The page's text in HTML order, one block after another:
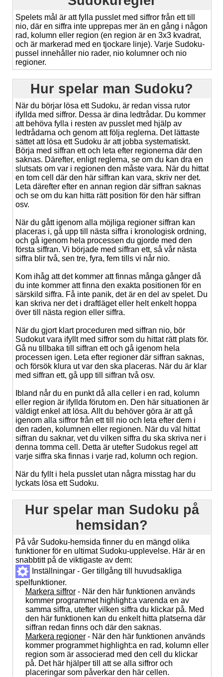
Spelets mål är att fylla pusslet med siffror från ett till
nio, där en siffra inte upprepas mer än en gång i någon
rad, kolumn eller region (en region är en 3x3 kvadrat,
och är markerad med en tjockare linje). Varje Sudoku-
pussel innehåller nio rader, nio kolumner och nio
regioner.
Hur spelar man Sudoku?
När du börjar lösa ett Sudoku, är redan vissa rutor
ifyllda med siffror. Dessa är dina ledtrådar. Du kommer
att behöva fylla i resten av pusslet med hjälp av
ledtrådarna och genom att följa reglerna. Det lättaste
sättet att lösa ett Sudoku är att jobba systematiskt.
Börja med siffran ett och leta efter regionerna där den
saknas. Därefter, enligt reglerna, se om du kan dra en
slutsats om var i regionen den måste vara. När du hittat
en tom cell där den här siffran kan vara, skriv ner det.
Leta därefter efter en annan region där siffran saknas
och se om du kan hitta rätt position för den här siffran
osv.
När du gått igenom alla möjliga regioner siffran kan
placeras i, gå upp till nästa siffra i kronologisk ordning,
och gå igenom hela processen du gjorde med den
första siffran. Vi började med siffran ett, så vår nästa
siffra blir två, sen tre, fyra, fem tills vi når nio.
Kom ihåg att det kommer att finnas många gånger då
du inte kommer att finna den exakta positionen för en
särskild siffra. Få inte panik, det är en del av spelet. Du
kan skriva ner det i draftläget eller helt enkelt hoppa
över till nästa region eller siffra.
När du gjort klart proceduren med siffran nio, bör
Sudokut vara ifyllt med siffror som du hittat rätt plats för.
Gå nu tillbaka till siffran ett och gå igenom hela
processen igen. Leta efter regioner där siffran saknas,
och försök klura ut var den ska placeras. När du är klar
med siffran ett, gå upp till siffran två osv.
Ibland når du en punkt då alla celler i en rad, kolumn
eller region är ifyllda förutom en. Den här situationen är
väldigt enkel att lösa. Allt du behöver göra är att gå
igenom alla siffror från ett till nio och leta efter dem i
den raden, kolumnen eller regionen. När du väl hittat
siffran du saknar, vet du vilken siffra du ska skriva ner i
denna tomma cell. Detta är utefter Sudokus regel att
varje siffra ska finnas i varje rad, kolumn och region.
När du fyllt i hela pusslet utan några misstag har du
lyckats lösa ett Sudoku.
Hur spelar man Sudoku på
hemsidan?
På vår Sudoku-hemsida finner du en mängd olika
funktioner för en ultimat Sudoku-upplevelse. Här är en
snabbtitt på de viktigaste av dem:
Inställningar - Ger tillgång till huvudsakliga
spelfunktioner.
Markera siffror- När den här funktionen används
kommer programmet highlight:a varenda en av
samma siffra, utefter vilken siffra du klickar på. Med
den här funktionen kan du enkelt hitta platserna där
siffran redan finns och där den saknas.
Markera regioner- När den här funktionen används
kommer programmet highlight:a en rad, kolumn eller
region som är associerad med den cell du klickar
på. Det här hjälper till att se alla siffror och
placeringar som påverkar den här cellen.